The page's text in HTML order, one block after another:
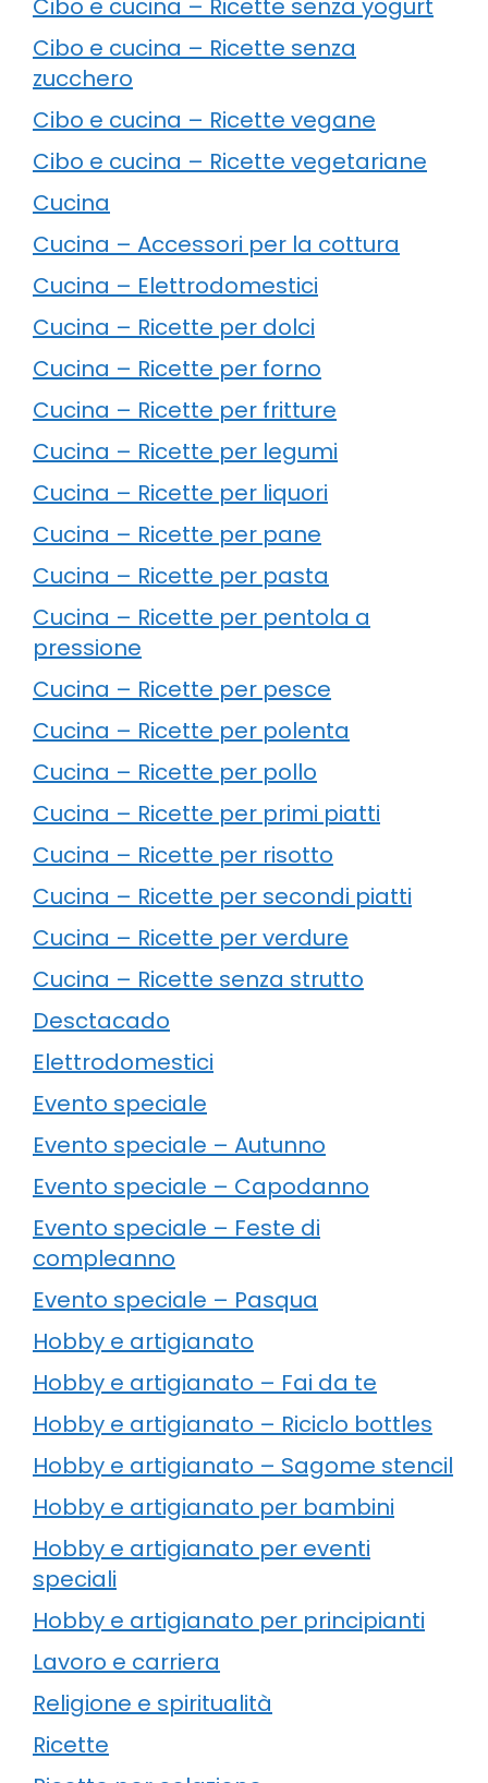
Cibo e cucina – Ricette senza yogurt
Cibo e cucina – Ricette senza
zucchero
Cibo e cucina – Ricette vegane
Cibo e cucina – Ricette vegetariane
Cucina
Cucina – Accessori per la cottura
Cucina – Elettrodomestici
Cucina – Ricette per dolci
Cucina – Ricette per forno
Cucina – Ricette per fritture
Cucina – Ricette per legumi
Cucina – Ricette per liquori
Cucina – Ricette per pane
Cucina – Ricette per pasta
Cucina – Ricette per pentola a
pressione
Cucina – Ricette per pesce
Cucina – Ricette per polenta
Cucina – Ricette per pollo
Cucina – Ricette per primi piatti
Cucina – Ricette per risotto
Cucina – Ricette per secondi piatti
Cucina – Ricette per verdure
Cucina – Ricette senza strutto
Desctacado
Elettrodomestici
Evento speciale
Evento speciale – Autunno
Evento speciale – Capodanno
Evento speciale – Feste di
compleanno
Evento speciale – Pasqua
Hobby e artigianato
Hobby e artigianato – Fai da te
Hobby e artigianato – Riciclo bottles
Hobby e artigianato – Sagome stencil
Hobby e artigianato per bambini
Hobby e artigianato per eventi
speciali
Hobby e artigianato per principianti
Lavoro e carriera
Religione e spiritualità
Ricette